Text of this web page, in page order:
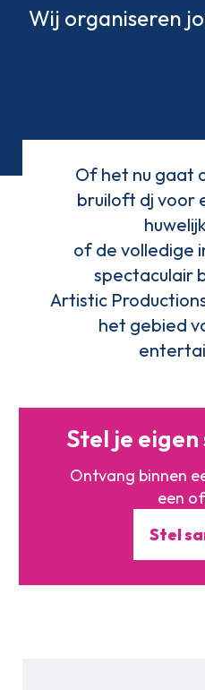
Wij organiseren
Of het nu gaat
bruiloft dj voor
of de volledige
spectaculair
Artistic
het gebied
Stel je eigen
Ontvang binnen
een
Stel